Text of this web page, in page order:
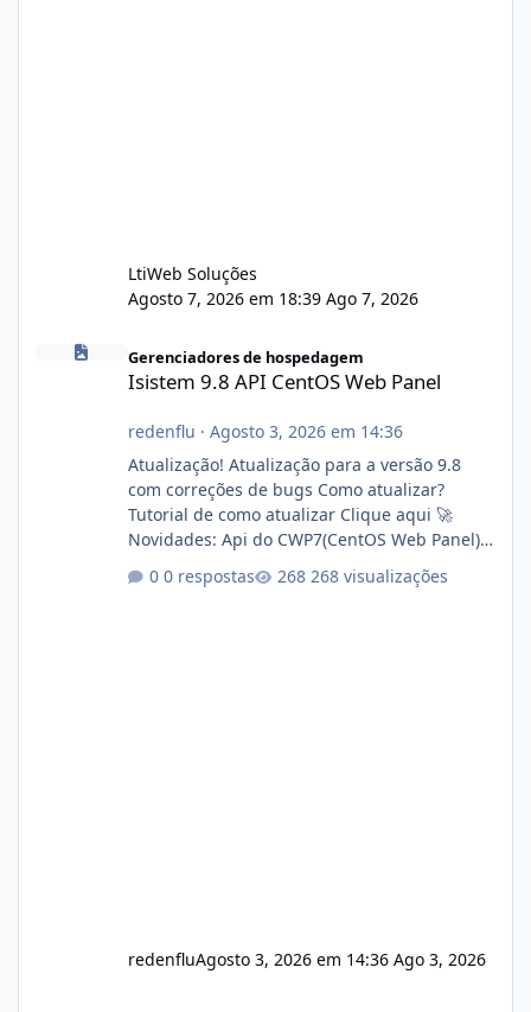
LtiWeb Soluções
Agosto 7, 2026 em 18:39 Ago 7, 2026
Gerenciadores de hospedagem
Isistem 9.8 API CentOS Web Panel
redenflu · Agosto 3, 2026 em 14:36
Atualização! Atualização para a versão 9.8
com correções de bugs Como atualizar?
Tutorial de como atualizar Clique aqui 🚀
Novidades: Api do CWP7(CentOS Web Panel)
autorizado a usasr o isistem:
0 respostas 268 visualizações
redenfluAgosto 3, 2026 em 14:36 Ago 3, 2026